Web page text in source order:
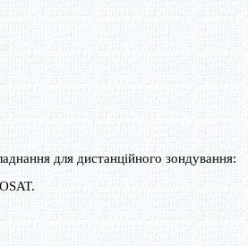
для дистанційного зондування: